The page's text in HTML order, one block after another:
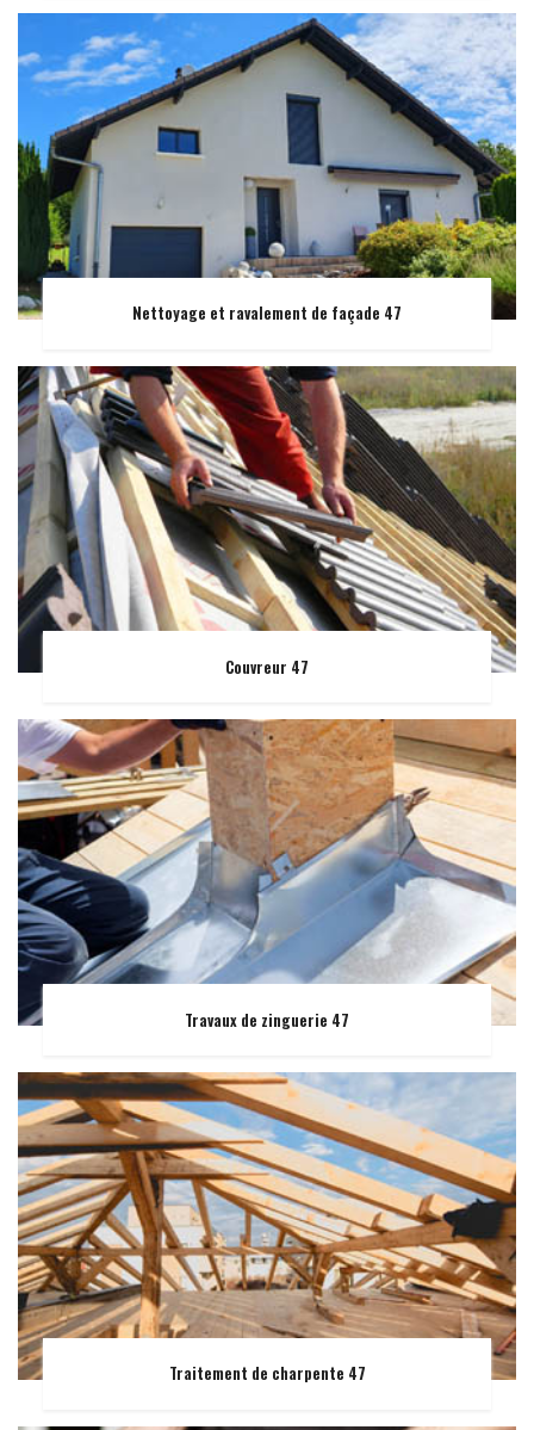
Nettoyage et ravalement de façade 47
Couvreur 47
Travaux de zinguerie 47
Traitement de charpente 47